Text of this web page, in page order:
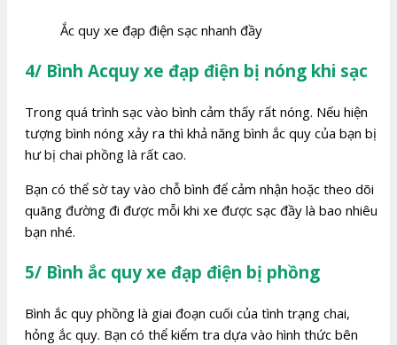
Ắc quy xe đạp điện sạc nhanh đầy
4/ Bình Acquy xe đạp điện bị nóng khi sạc
Trong quá trình sạc vào bình cảm thấy rất nóng. Nếu hiện
tượng bình nóng xảy ra thì khả năng bình ắc quy của bạn bị
hư bị chai phồng là rất cao.
Bạn có thể sờ tay vào chỗ bình để cảm nhận hoặc theo dõi
quãng đường đi được mỗi khi xe được sạc đầy là bao nhiêu
bạn nhé.
5/ Bình ắc quy xe đạp điện bị phồng
Bình ắc quy phồng là giai đoạn cuối của tình trạng chai,
hỏng ắc quy. Bạn có thể kiểm tra dựa vào hình thức bên